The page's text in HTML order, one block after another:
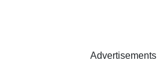
Advertisements